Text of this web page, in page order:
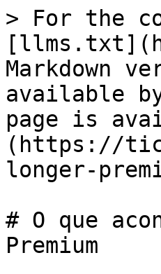
> For the
Markdown
available
page is
(https://
longer-
# O que
Premium